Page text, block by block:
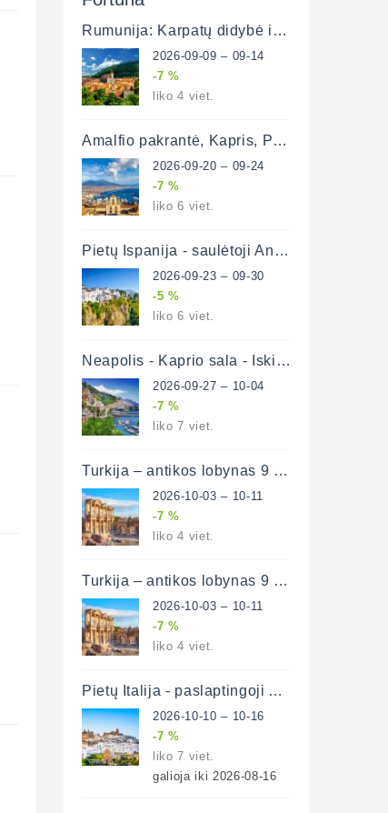
Rumunija: Karpatų didybė ir Transilvanijos paslaptys (lėktuvu)
2026-09-09 – 09-14
-7 %
liko 4 viet.
Amalfio pakrantė, Kapris, Pompėja ir Neapolis 5 d. (lėktuvu)
2026-09-20 – 09-24
-7 %
liko 6 viet.
Pietų Ispanija - saulėtoji Andalūzija 8 d. (lėktuvu)
2026-09-23 – 09-30
-5 %
liko 6 viet.
Neapolis - Kaprio sala - Iskijos sala - Amalfio pakrantė 8 d. (lėktuvu)
2026-09-27 – 10-04
-7 %
liko 7 viet.
Turkija – antikos lobynas 9 d. (lėktuvu)
2026-10-03 – 10-11
-7 %
liko 4 viet.
Turkija – antikos lobynas 9 d. (lėktuvu)
2026-10-03 – 10-11
-7 %
liko 4 viet.
Pietų Italija - paslaptingoji Apulija (lėktuvu)
2026-10-10 – 10-16
-7 %
liko 7 viet.
galioja iki 2026-08-16